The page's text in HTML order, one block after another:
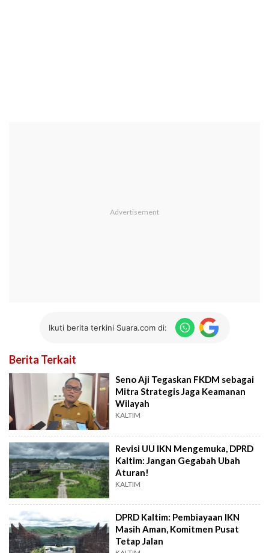
Ikuti berita terkini Suara.com di:
Berita Terkait
Seno Aji Tegaskan FKDM sebagai
Mitra Strategis Jaga Keamanan
Wilayah
KALTIM
Revisi UU IKN Mengemuka, DPRD
Kaltim: Jangan Gegabah Ubah
Aturan!
KALTIM
DPRD Kaltim: Pembiayaan IKN
Masih Aman, Komitmen Pusat
Tetap Jalan